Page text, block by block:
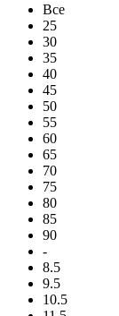
Все
25
30
35
40
45
50
55
60
65
70
75
80
85
90
-
8.5
9.5
10.5